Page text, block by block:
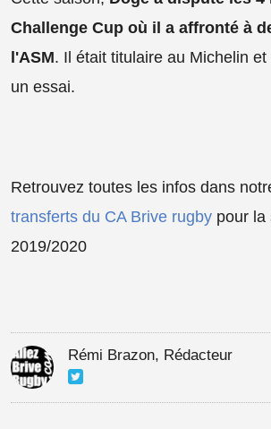
Challenge Cup où il a affronté à
l'ASM. Il était titulaire au Michelin
un essai.
Retrouvez toutes les infos dans
transferts du CA Brive rugby pour la
2019/2020
Rémi Brazon, Rédacteur